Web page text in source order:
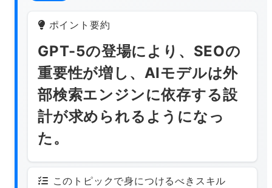
ポイント要約
GPT-5の登場により、SEOの
重要性が増し、AIモデルは外
部検索エンジンに依存する設
計が求められるようになっ
た。
このトピックで身につけるべきスキル